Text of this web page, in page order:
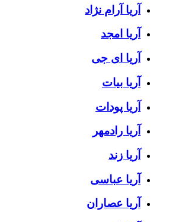
آریا آرام نژاد
آریا امجد
آریا ای جی
آریا بیات
آریا پودات
آریا رادمهر
آریا زند
آریا عباسی
آریا عصاران